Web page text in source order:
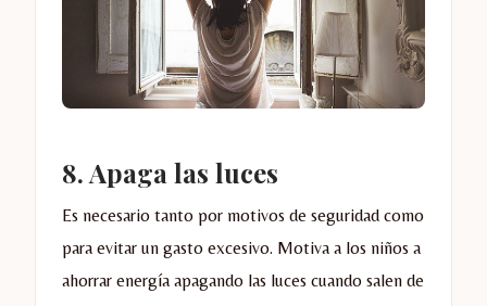
8. Apaga las luces
Es necesario tanto por motivos de seguridad como
para evitar un gasto excesivo. Motiva a los niños a
ahorrar energía apagando las luces cuando salen de